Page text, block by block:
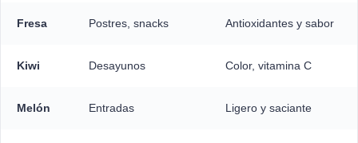
Fresa Postres, snacks Antioxidantes y sabor
Kiwi Desayunos Color, vitamina C
Melón Entradas Ligero y saciante